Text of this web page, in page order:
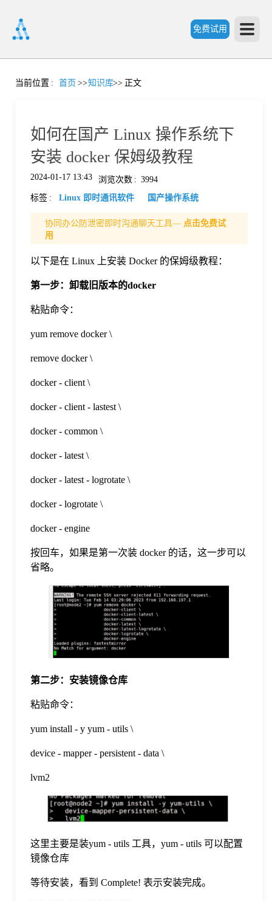
免费试用
首
价
见
题
当前位置 : 首页 >>知识库>> 正文
如何在国产 Linux 操作系统下
安装 docker 保姆级教程
2024-01-17 13:43 浏览次数 : 3994
标签 : Linux 即时通讯软件 国产操作系统
协同办公防泄密即时沟通聊天工具— 点击免费试
用
以下是在 Linux 上安装 Docker 的保姆级教程：
第一步：卸载旧版本的docker
粘贴命令：
yum remove docker \
remove docker \
docker - client \
docker - client - lastest \
docker - common \
docker - latest \
docker - latest - logrotate \
docker - logrotate \
docker - engine
按回车，如果是第一次装 docker 的话，这一步可以
省略。
第二步：安装镜像仓库
粘贴命令：
yum install - y yum - utils \
device - mapper - persistent - data \
lvm2
这里主要是装yum - utils 工具，yum - utils 可以配置
镜像仓库
等待安装，看到 Complete! 表示安装完成。